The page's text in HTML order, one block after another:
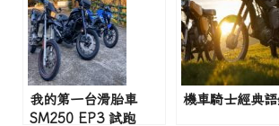
我的第一台滑胎車
SM250 EP3 試跑
機車騎士經典